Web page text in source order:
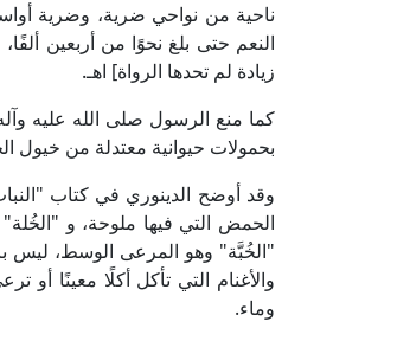
ناحية من نواحي ضرية، وضرية
النعم حتى بلغ نحوًا من أربعين
زيادة لم تحدها الرواة] اهـ.
كما منع الرسول صلى الله عليه
بحمولات حيوانية معتدلة من خيول
وقد أوضح الدينوري في كتاب
الحمض التي فيها ملوحة، و "الخُلة"
"الخُبَّة" وهو المرعى الوسط، ليس
والأغنام التي تأكل أكلًا
وماء.